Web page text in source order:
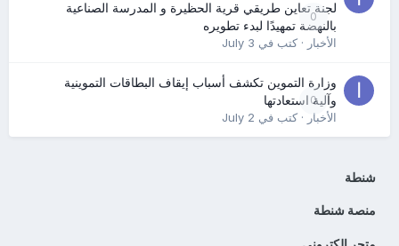
0
لجنة تعاين طريقي قرية الحظيرة و المدرسة الصناعية
بالنهضة تمهيدًا لبدء تطويره
الأخبار· كتب في July 3
0
وزارة التموين تكشف أسباب إيقاف البطاقات التموينية
وآلية استعادتها
الأخبار· كتب في July 2
شنطة
منصة شنطة